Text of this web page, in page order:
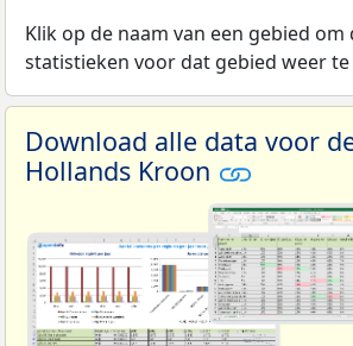
Klik op de naam van een gebied
statistieken voor dat gebied weer te
Download alle data voor
Hollands Kroon